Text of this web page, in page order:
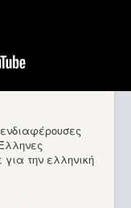
την ελληνική